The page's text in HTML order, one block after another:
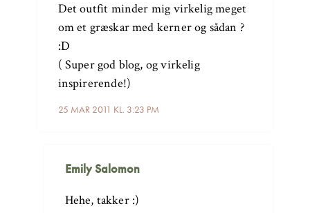
25 MAR 2011 KL. 3:23 PM
Det outfit minder mig virkelig meget
om et græskar med kerner og sådan ?
:D
( Super god blog, og virkelig
inspirerende!)
Emily Salomon
Hehe, takker :)